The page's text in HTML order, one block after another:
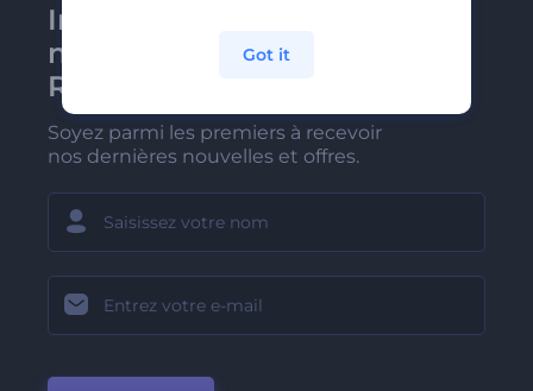
Inscrivez-vous à la
newsletter de
Renderforest
Soyez parmi les premiers à recevoir
nos dernières nouvelles et offres.
Got it